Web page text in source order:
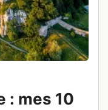
: mes 10